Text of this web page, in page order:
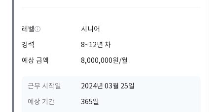
레벨
시니어
경력
8~12년 차
예상 금액
8,000,000원/월
근무 시작일
2024년 03월 25일
예상 기간
365일